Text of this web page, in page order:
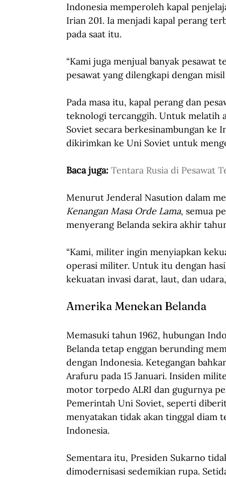
Indonesia memperoleh kapal
Irian 201. Ia menjadi kapal perang
pada saat itu.
“Kami juga menjual banyak pesawat
pesawat yang dilengkapi dengan
Pada masa itu, kapal perang dan
teknologi tercanggih. Untuk melatih
Soviet secara berkesinambungan ke
dikirimkan ke Uni Soviet untuk
Baca juga: Tentara Rusia di Pesawat
Menurut Jenderal Nasution dalam
Kenangan Masa Orde Lama, semua
menyerang Belanda sekira akhir
“Kami, militer ingin menyiapkan
operasi militer. Untuk itu dengan
kekuatan invasi darat, laut, dan
Amerika Menekan Belanda
Memasuki tahun 1962, hubungan
Belanda tetap enggan berunding
dengan Indonesia. Ketegangan
Arafuru pada 15 Januari. Insiden
motor torpedo ALRI dan gugurnya
Pemerintah Uni Soviet, seperti
menyatakan tidak akan tinggal diam
Indonesia.
Sementara itu, Presiden Sukarno
dimodernisasi sedemikian rupa.